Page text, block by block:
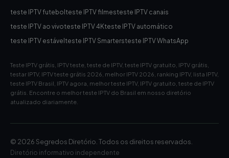
teste IPTV futebol teste IPTV filmesteste IPTV canais
teste IPTV ao vivoteste IPTV 4Kteste IPTV automático
teste IPTV estável teste IPTV Smartersteste IPTV WhatsApp
Teste IPTV grátis, IPTV teste, teste de IPTV, teste IPTV gratuito, IPTV grátis,
testar IPTV, IPTV teste grátis 2026, melhor IPTV 2026, ranking IPTV, lista IPTV,
teste IPTV Brasil, IPTV agora, melhor teste IPTV, IPTV gratuito, teste de IPTV
grátis. Encontre o melhor teste IPTV do Brasil em nosso diretório
atualizado diariamente.
© 2026 Segredos Diretório. Todos os direitos reservados.
Diretório informativo independente